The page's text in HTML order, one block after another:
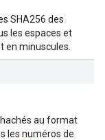
SHA256 des
les espaces et
en minuscules.
au format
les numéros de